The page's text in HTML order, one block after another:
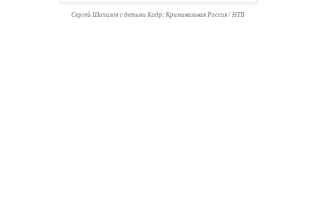
Сергей Шипилов с детьми Кадр: Криминальная Россия / НТВ